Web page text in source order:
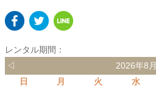
レンタル期間：
◁
2026年8月
日
月 火 水